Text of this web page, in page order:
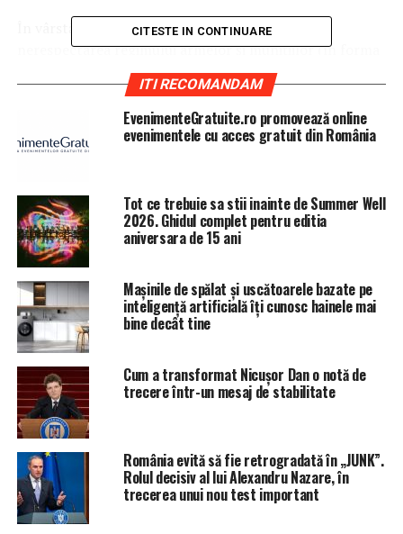
În vârstă de 32 de ani, bărbatul este acuzat de
nerespectarea regimului armelor şi muniţiilor (în forma
sustragerii unei arme) şi tulburarea ordinii şi liniştii
publice. Agerpres
ARTICOLE PE ACEIASI TEMA: PRIMA
SUA au trimis CEL MAI PUTERNIC AVION din lume în
România: Două aeronave F-22 Raptor sunt gata de luptă
NU RATATI
Mitingul diasporei. Procurorii militari au înregistrat un
număr uluitor de plângeri penale împotriva Jandarmeriei
CITESTE IN CONTINUARE
ITI RECOMANDAM
EvenimenteGratuite.ro promovează online
evenimentele cu acces gratuit din România
Tot ce trebuie sa stii inainte de Summer Well
2026. Ghidul complet pentru editia
aniversara de 15 ani
Mașinile de spălat și uscătoarele bazate pe
inteligență artificială îți cunosc hainele mai
bine decât tine
Cum a transformat Nicușor Dan o notă de
trecere într-un mesaj de stabilitate
România evită să fie retrogradată în „JUNK”.
Rolul decisiv al lui Alexandru Nazare, în
trecerea unui nou test important